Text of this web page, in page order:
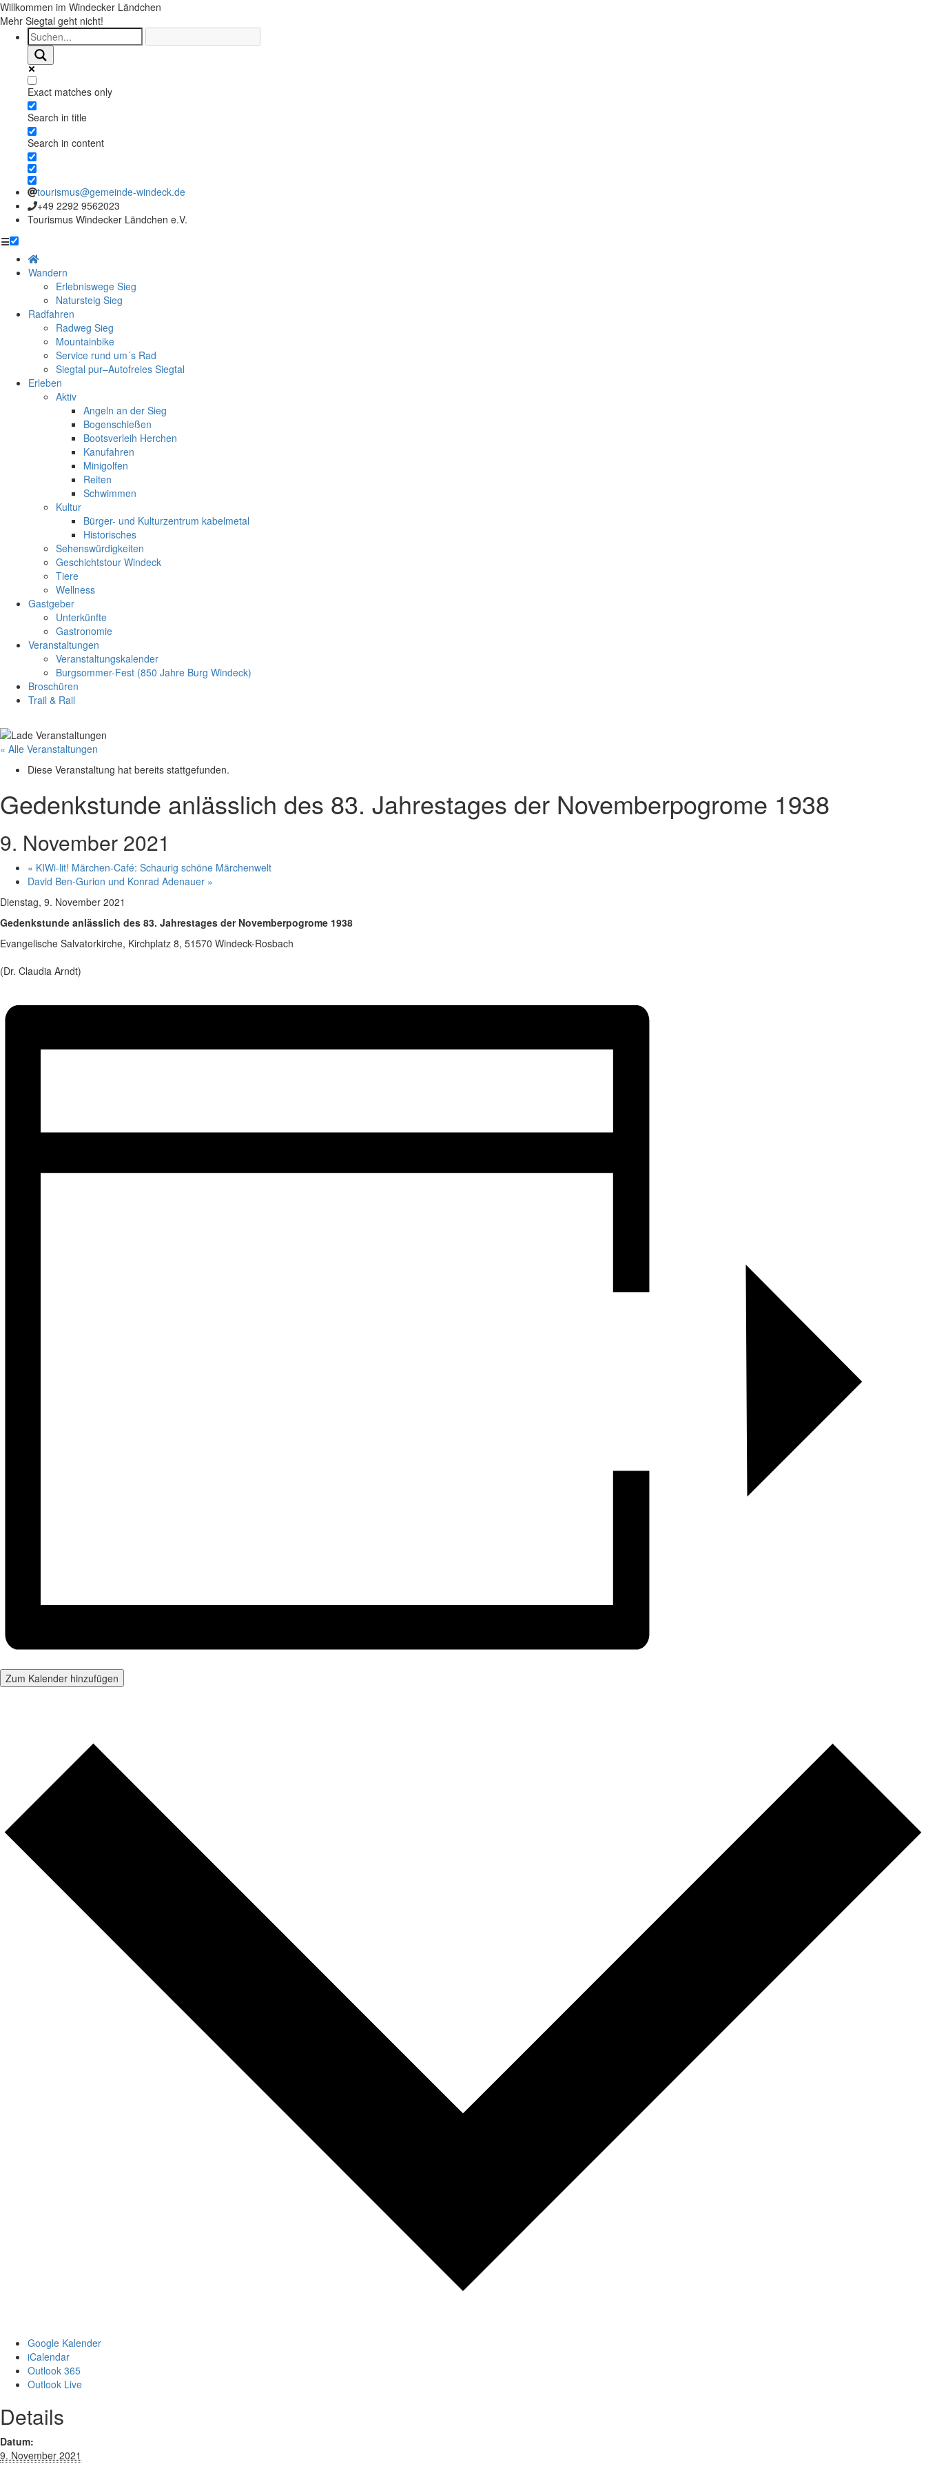
Willkommen im Windecker Ländchen
Mehr Siegtal geht nicht!
Exact matches only
Search in title
Search in content
tourismus@gemeinde-windeck.de
+49 2292 9562023
Tourismus Windecker Ländchen e.V.
☰
Wandern
Erlebniswege Sieg
Natursteig Sieg
Radfahren
Radweg Sieg
Mountainbike
Service rund um´s Rad
Siegtal pur–Autofreies Siegtal
Erleben
Aktiv
Angeln an der Sieg
Bogenschießen
Bootsverleih Herchen
Kanufahren
Minigolfen
Reiten
Schwimmen
Kultur
Bürger- und Kulturzentrum kabelmetal
Historisches
Sehenswürdigkeiten
Geschichtstour Windeck
Tiere
Wellness
Gastgeber
Unterkünfte
Gastronomie
Veranstaltungen
Veranstaltungskalender
Burgsommer-Fest (850 Jahre Burg Windeck)
Broschüren
Trail & Rail
« Alle Veranstaltungen
Diese Veranstaltung hat bereits stattgefunden.
Gedenkstunde anlässlich des 83. Jahrestages der Novemberpogrome 1938
9. November 2021
« KIWi-lit! Märchen-Café: Schaurig schöne Märchenwelt
David Ben-Gurion und Konrad Adenauer »
Dienstag, 9. November 2021
Gedenkstunde anlässlich des 83. Jahrestages der Novemberpogrome 1938
Evangelische Salvatorkirche, Kirchplatz 8, 51570 Windeck-Rosbach
(Dr. Claudia Arndt)
Zum Kalender hinzufügen
Google Kalender
iCalendar
Outlook 365
Outlook Live
Details
Datum:
9. November 2021